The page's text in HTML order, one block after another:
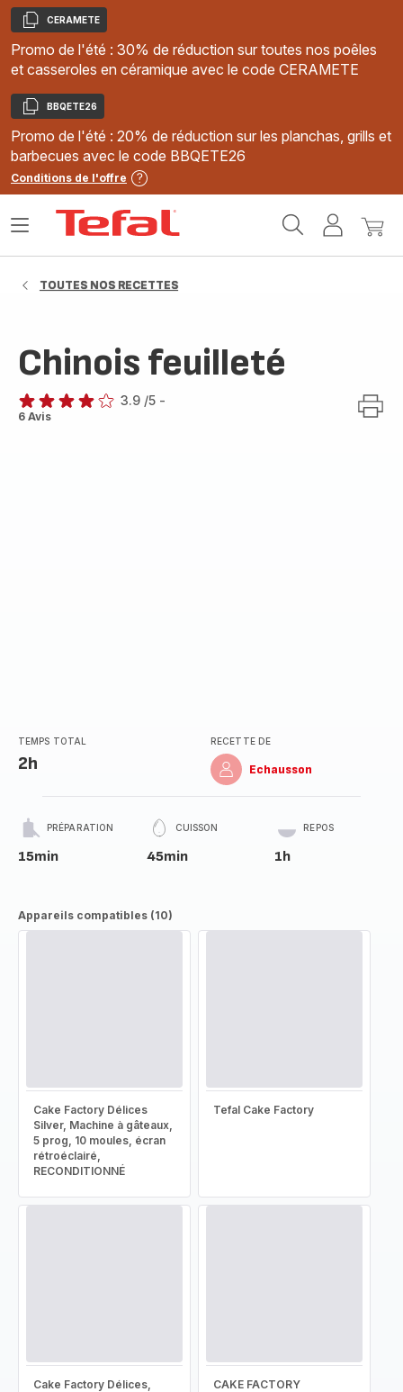
Copier
CERAMETE
Promo de l'été : 30% de réduction sur toutes nos poêles
et casseroles en céramique avec le code CERAMETE
Copier
BBQETE26
Promo de l'été : 20% de réduction sur les planchas, grills et
barbecues avec le code BBQETE26
Conditions de l'offre
MonMon
Ouvrir
TOUTES NOS RECETTES
Chinois feuilleté
ratings.3.9
3.9 /5 -
6 Avis
TEMPS TOTAL
2h
RECETTE DE
Echausson
PRÉPARATION
15min
CUISSON
45min
REPOS
1h
Appareils compatibles (10)
Cake Factory Délices
Silver, Machine à gâteaux,
5 prog, 10 moules, écran
rétroéclairé,
RECONDITIONNÉ
Tefal Cake Factory
Cake Factory Délices,
CAKE FACTORY